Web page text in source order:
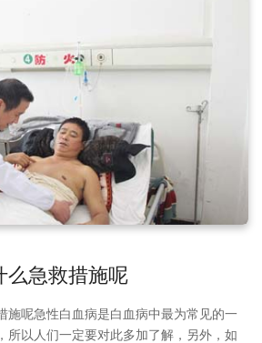
么急救措施呢
施呢急性白血病是白血病中最为常见的一
所以人们一定要对此多加了解，另外，如